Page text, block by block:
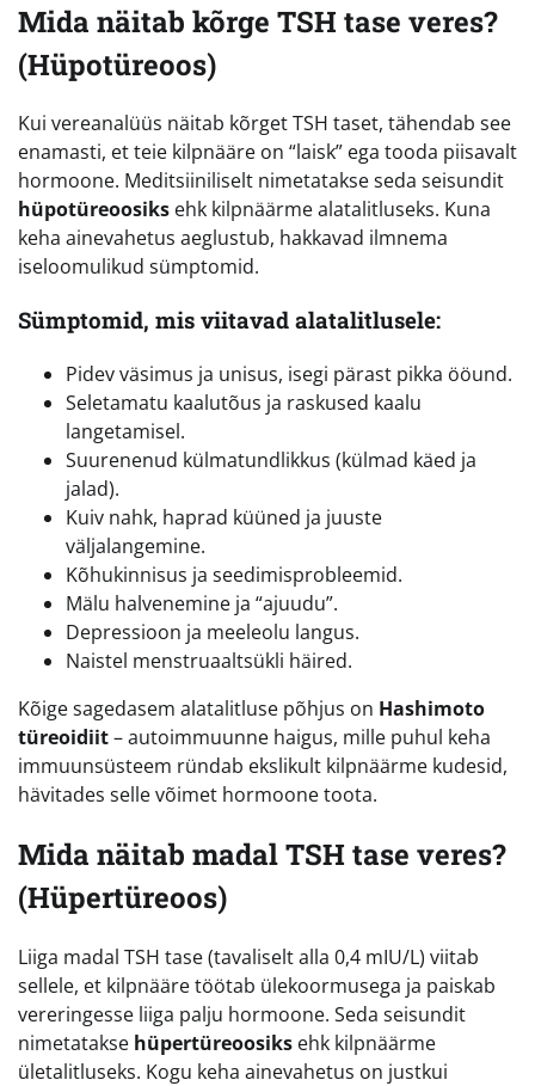
Mida näitab kõrge TSH tase veres?
(Hüpotüreoos)
Kui vereanalüüs näitab kõrget TSH taset, tähendab see
enamasti, et teie kilpnääre on “laisk” ega tooda piisavalt
hormoone. Meditsiiniliselt nimetatakse seda seisundit
hüpotüreoosiks ehk kilpnäärme alatalitluseks. Kuna
keha ainevahetus aeglustub, hakkavad ilmnema
iseloomulikud sümptomid.
Sümptomid, mis viitavad alatalitlusele:
Pidev väsimus ja unisus, isegi pärast pikka ööund.
Seletamatu kaalutõus ja raskused kaalu
langetamisel.
Suurenenud külmatundlikkus (külmad käed ja
jalad).
Kuiv nahk, haprad küüned ja juuste
väljalangemine.
Kõhukinnisus ja seedimisprobleemid.
Mälu halvenemine ja “ajuudu”.
Depressioon ja meeleolu langus.
Naistel menstruaaltsükli häired.
Kõige sagedasem alatalitluse põhjus on Hashimoto
türeoidiit– autoimmuunne haigus, mille puhul keha
immuunsüsteem ründab ekslikult kilpnäärme kudesid,
hävitades selle võimet hormoone toota.
Mida näitab madal TSH tase veres?
(Hüpertüreoos)
Liiga madal TSH tase (tavaliselt alla 0,4 mIU/L) viitab
sellele, et kilpnääre töötab ülekoormusega ja paiskab
vereringesse liiga palju hormoone. Seda seisundit
nimetatakse hüpertüreoosiks ehk kilpnäärme
ületalitluseks. Kogu keha ainevahetus on justkui